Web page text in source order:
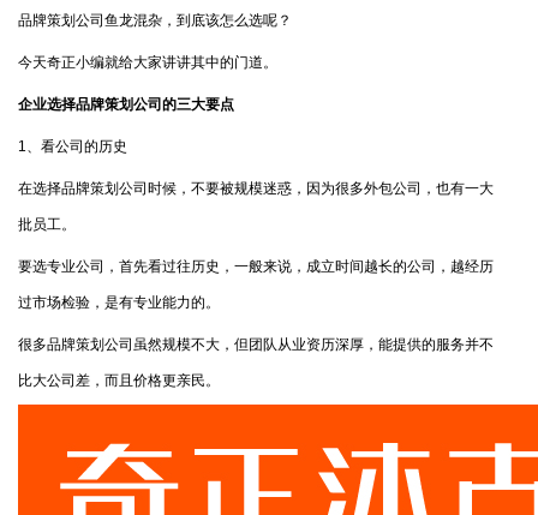
品牌策划公司鱼龙混杂，到底该怎么选呢？
今天奇正小编就给大家讲讲其中的门道。
企业选择品牌策划公司的三大要点
1、看公司的历史
在选择品牌策划公司时候，不要被规模迷惑，因为很多外包公司，也有一大
批员工。
要选专业公司，首先看过往历史，一般来说，成立时间越长的公司，越经历
过市场检验，是有专业能力的。
很多品牌策划公司虽然规模不大，但团队从业资历深厚，能提供的服务并不
比大公司差，而且价格更亲民。